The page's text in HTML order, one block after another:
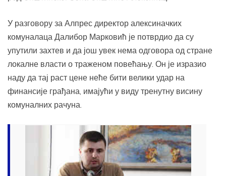
У разговору за Алпрес директор алексиначких
комуналаца Далибор Марковић је потврдио да су
упутили захтев и да још увек нема одговора од стране
локалне власти о траженом повећању. Он је изразио
наду да тај раст цене неће бити велики удар на
финансије грађана, имајући у виду тренутну висину
комуналних рачуна.